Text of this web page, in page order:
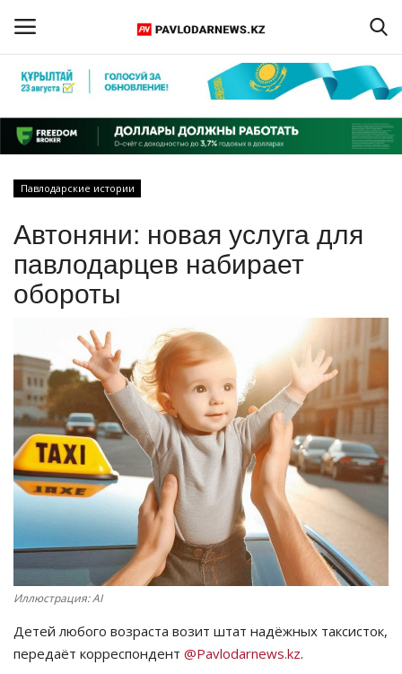
Регистрация
Главная
КАЗАХСТАН
СПЕЦПРОЕКТЫ
СПОРТ
Чек-лист
РАЗВЛЕЧЕНИЯ
OFFICIAL
Язык
Павлодарские истории
Автоняни: новая услуга для
павлодарцев набирает
обороты
Иллюстрация: AI
Детей любого возраста возит штат надёжных таксисток,
передаёт корреспондент @Pavlodarnews.kz.